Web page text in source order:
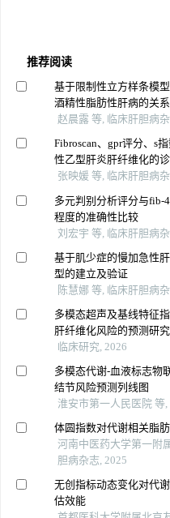
推荐阅读
基于限制性立方样条模
酒精性脂肪性肝病的关系
赵晨露 等, 临床肝胆病
Fibroscan、gpr评分、s
性乙型肝炎肝纤维化的
张映媛 等, 临床肝胆病
多元判别分析评分与fib-
程度的准确性比较
刘宏宇 等, 临床肝胆病
基于肌少症的慢加急性
型的建立及验证
陈慧娜 等, 临床肝胆病
多模态超声及基线特征
肝纤维化风险的预测研究
临床研究, 2026
多模态代谢-血液标志物
结节风险预测列线图
淮安市第一人民医院 等
体圆指数对代谢相关脂
河南中医药大学第一附
胆病杂志, 2025
无创指标动态变化对代
估效能